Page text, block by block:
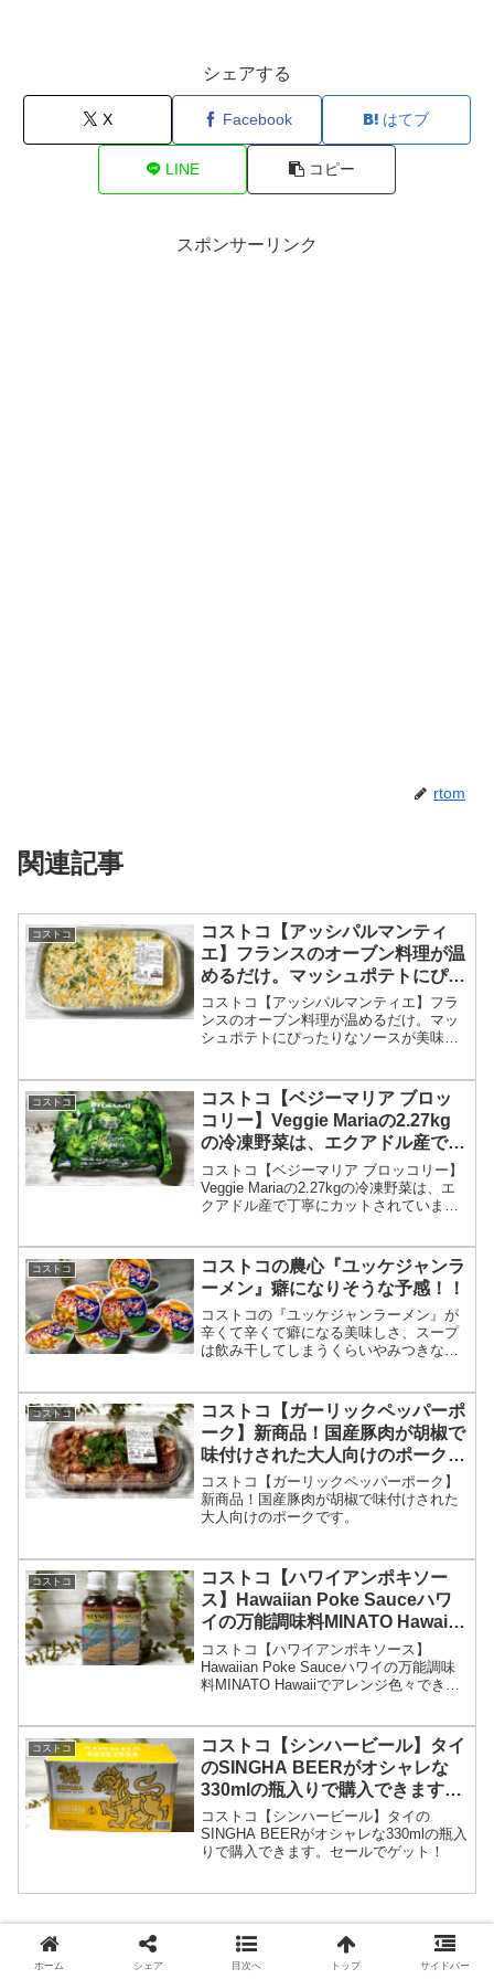
シェアする
X Facebook はてブ
LINE コピー
スポンサーリンク
rtom
関連記事
コストコ
コストコ【アッシパルマンティ
エ】フランスのオーブン料理が温
めるだけ。マッシュポテトにぴっ
たりなソースが美味しすぎます。
コストコ【アッシパルマンティエ】フラ
ンスのオーブン料理が温めるだけ。マッ
シュポテトにぴったりなソースが美味し
を頂ける、おすすめな食べ方は？
コストコ
コストコ【ベジーマリア ブロッ
コリー】Veggie Mariaの2.27kg
の冷凍野菜は、エクアドル産で丁
寧にカットされています。
コストコ【ベジーマリア ブロッコリー】
Veggie Mariaの2.27kgの冷凍野菜は、エ
クアドル産で丁寧にカットされていま
コストコ
コストコの農心『ユッケジャンラ
ーメン』癖になりそうな予感！！
コストコの『ユッケジャンラーメン』が
辛くて辛くて癖になる美味しさ、スープ
は飲み干してしまうくらいやみつきな
コストコ
コストコ【ガーリックペッパーポ
ーク】新商品！国産豚肉が胡椒で
味付けされた大人向けのポークで
す。
コストコ【ガーリックペッパーポーク】
新商品！国産豚肉が胡椒で味付けされた
大人向けのポークです。
コストコ
コストコ【ハワイアンポキソー
ス】Hawaiian Poke Sauceハワ
イの万能調味料MINATO Hawaii
でアレンジ色々できちゃいます。
コストコ【ハワイアンポキソース】
Hawaiian Poke Sauceハワイの万能調味
料MINATO Hawaiiでアレンジ色々できち
コストコ
コストコ【シンハービール】タイ
のSINGHA BEERがオシャレな
330mlの瓶入りで購入できます。
セールでゲット！
コストコ【シンハービール】タイの
SINGHA BEERがオシャレな330mlの瓶入
りで購入できます。セールでゲット！
ホーム シェア 目次へ トップ サイドバー